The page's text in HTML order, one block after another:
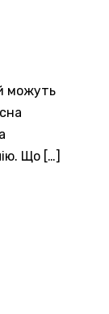
можуть
Що […]